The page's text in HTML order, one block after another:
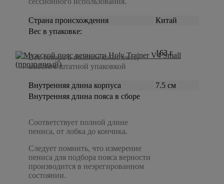
Страна происхождения
Китай
Вес в упаковке:
Вес товара в полном комплекте,
вместе с штатной упаковкой
163 г
Внутренняя длина корпуса
7.5 см
Внутренняя длина пояса в сборе
Соответствует полной длине
пениса, от лобка до кончика.
Следует помнить, что измерение
пениса для подбора пояса верности
производится в неэрегированном
состоянии.